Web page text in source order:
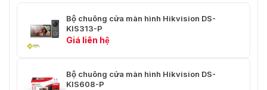
suất trạm cửa
Số lượng trạm
Số lượng trạm phụ 16
Bộ chuông cửa màn hình Hikvision DS-
KIS313-P
Giá liên hệ
Bộ chuông cửa màn hình Hikvision DS-
KIS608-P